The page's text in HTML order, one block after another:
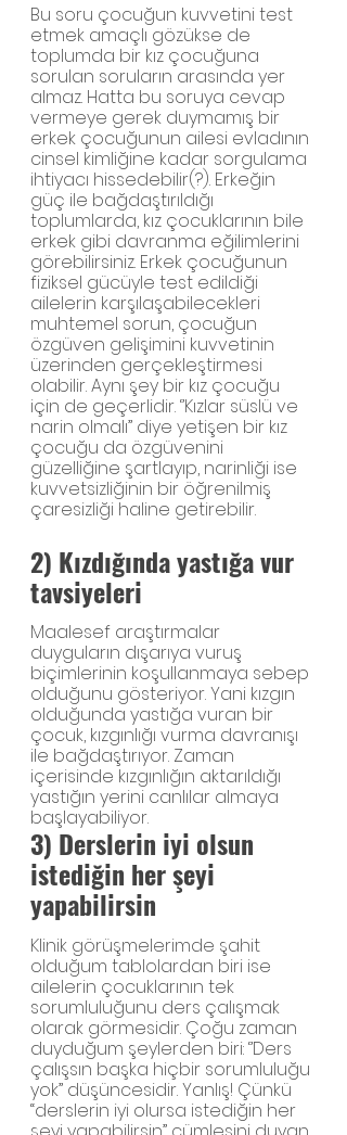
Bu soru çocuğun kuvvetini test
etmek amaçlı gözükse de
toplumda bir kız çocuğuna
sorulan soruların arasında yer
almaz. Hatta bu soruya cevap
vermeye gerek duymamış bir
erkek çocuğunun ailesi evladının
cinsel kimliğine kadar sorgulama
ihtiyacı hissedebilir(?). Erkeğin
güç ile bağdaştırıldığı
toplumlarda, kız çocuklarının bile
erkek gibi davranma eğilimlerini
görebilirsiniz. Erkek çocuğunun
fiziksel gücüyle test edildiği
ailelerin karşılaşabilecekleri
muhtemel sorun, çocuğun
özgüven gelişimini kuvvetinin
üzerinden gerçekleştirmesi
olabilir. Aynı şey bir kız çocuğu
için de geçerlidir. ‘’Kızlar süslü ve
narin olmalı’’ diye yetişen bir kız
çocuğu da özgüvenini
güzelliğine şartlayıp, narinliği ise
kuvvetsizliğinin bir öğrenilmiş
çaresizliği haline getirebilir.
2) Kızdığında yastığa vur
tavsiyeleri
Maalesef araştırmalar
duyguların dışarıya vuruş
biçimlerinin koşullanmaya sebep
olduğunu gösteriyor. Yani kızgın
olduğunda yastığa vuran bir
çocuk, kızgınlığı vurma davranışı
ile bağdaştırıyor. Zaman
içerisinde kızgınlığın aktarıldığı
yastığın yerini canlılar almaya
başlayabiliyor.
3) Derslerin iyi olsun
istediğin her şeyi
yapabilirsin
Klinik görüşmelerimde şahit
olduğum tablolardan biri ise
ailelerin çocuklarının tek
sorumluluğunu ders çalışmak
olarak görmesidir. Çoğu zaman
duyduğum şeylerden biri: ‘’Ders
çalışsın başka hiçbir sorumluluğu
yok’’ düşüncesidir. Yanlış! Çünkü
“derslerin iyi olursa istediğin her